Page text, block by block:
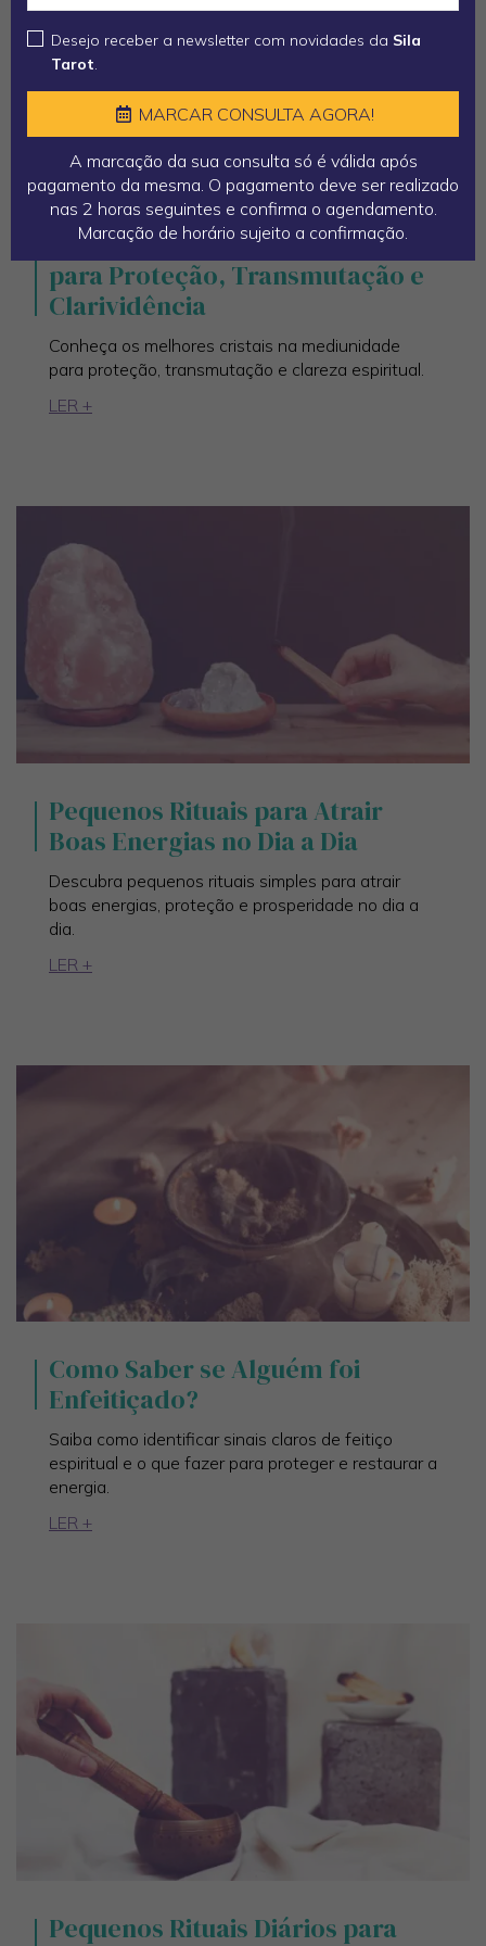
Mediunidade: Cristais Essenciais
para Proteção, Transmutação e
Clarividência
Conheça os melhores cristais na mediunidade
para proteção, transmutação e clareza espiritual.
LER +
Pequenos Rituais para Atrair
Boas Energias no Dia a Dia
Descubra pequenos rituais simples para atrair
boas energias, proteção e prosperidade no dia a
dia.
LER +
Como Saber se Alguém foi
Enfeitiçado?
Saiba como identificar sinais claros de feitiço
espiritual e o que fazer para proteger e restaurar a
energia.
LER +
Pequenos Rituais Diários para
Desejo receber a newsletter com novidades da Sila
Tarot.
MARCAR CONSULTA AGORA!
A marcação da sua consulta só é válida após
pagamento da mesma. O pagamento deve ser realizado
nas 2 horas seguintes e confirma o agendamento.
Marcação de horário sujeito a confirmação.